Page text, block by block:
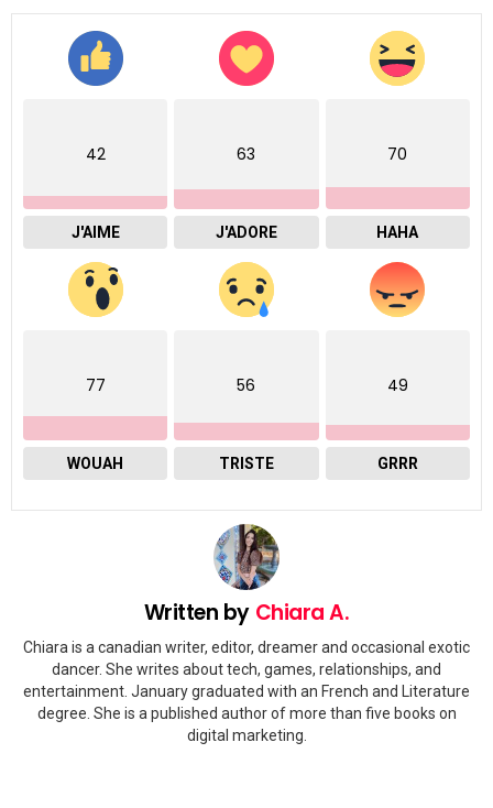
42
J'AIME
63
J'ADORE
70
HAHA
77
WOUAH
56
TRISTE
49
GRRR
Written by Chiara A.
Chiara is a canadian writer, editor, dreamer and occasional exotic
dancer. She writes about tech, games, relationships, and
entertainment. January graduated with an French and Literature
degree. She is a published author of more than five books on
digital marketing.